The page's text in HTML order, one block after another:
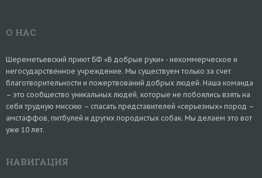
О НАС
Шереметьевский приют БФ «В добрые руки» - некоммерческое и
негосударственное учреждение. Мы существуем только за счет
благотворительности и пожертвований добрых людей. Наша команда
– это сообщество уникальных людей, которые не побоялись взять на
себя трудную миссию – спасать представителей «серьезных» пород –
амстаффов, питбулей и других породистых собак. Мы делаем это вот
уже 10 лет.
НАВИГАЦИЯ